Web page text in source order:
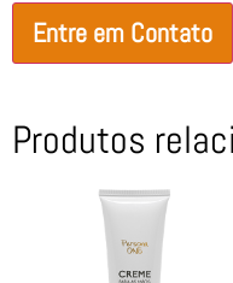
Entre em Contato
Produtos